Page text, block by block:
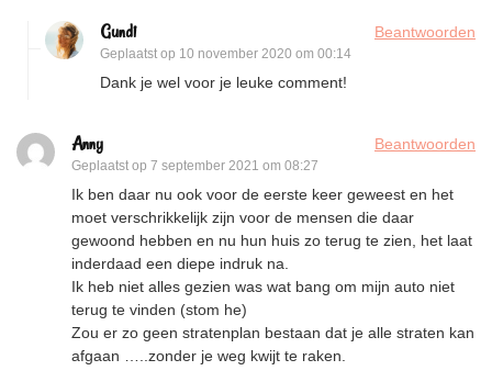
Gundi
Geplaatst op 10 november 2020 om 00:14
Beantwoorden
Dank je wel voor je leuke comment!
Anny
Geplaatst op 7 september 2021 om 08:27
Beantwoorden
Ik ben daar nu ook voor de eerste keer geweest en het
moet verschrikkelijk zijn voor de mensen die daar
gewoond hebben en nu hun huis zo terug te zien, het laat
inderdaad een diepe indruk na.
Ik heb niet alles gezien was wat bang om mijn auto niet
terug te vinden (stom he)
Zou er zo geen stratenplan bestaan dat je alle straten kan
afgaan …..zonder je weg kwijt te raken.